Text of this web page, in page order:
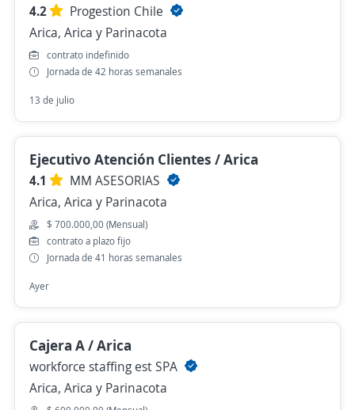
4.2
Progestion Chile
Arica, Arica y Parinacota
contrato indefinido
Jornada de 42 horas semanales
13 de julio
Ejecutivo Atención Clientes / Arica
4.1
MM ASESORIAS
Arica, Arica y Parinacota
$ 700.000,00 (Mensual)
contrato a plazo fijo
Jornada de 41 horas semanales
Ayer
Cajera A / Arica
workforce staffing est SPA
Arica, Arica y Parinacota